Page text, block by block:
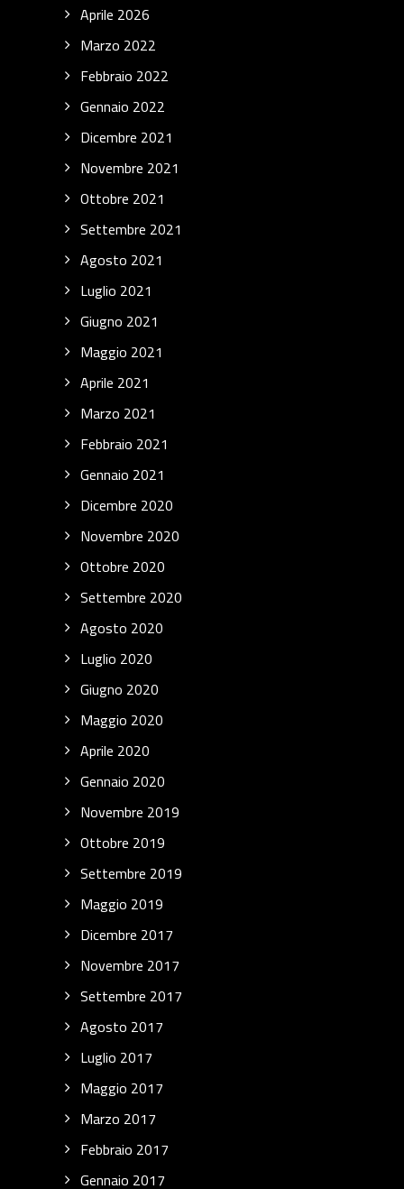
Aprile 2026
Marzo 2022
Febbraio 2022
Gennaio 2022
Dicembre 2021
Novembre 2021
Ottobre 2021
Settembre 2021
Agosto 2021
Luglio 2021
Giugno 2021
Maggio 2021
Aprile 2021
Marzo 2021
Febbraio 2021
Gennaio 2021
Dicembre 2020
Novembre 2020
Ottobre 2020
Settembre 2020
Agosto 2020
Luglio 2020
Giugno 2020
Maggio 2020
Aprile 2020
Gennaio 2020
Novembre 2019
Ottobre 2019
Settembre 2019
Maggio 2019
Dicembre 2017
Novembre 2017
Settembre 2017
Agosto 2017
Luglio 2017
Maggio 2017
Marzo 2017
Febbraio 2017
Gennaio 2017